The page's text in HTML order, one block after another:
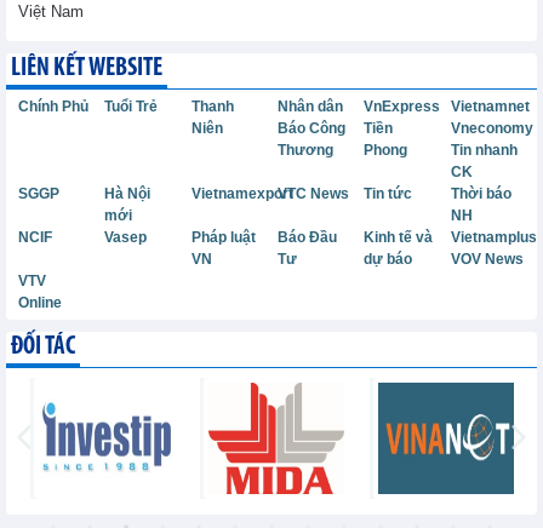
Việt Nam
LIÊN KẾT WEBSITE
Chính Phủ Tuổi Trẻ
Thanh
Niên
Nhân dân VnExpress
Vietnamnet
Báo Công
Thương
Tiền
Phong
Vneconomy
Tin nhanh
CK
SGGP
Hà Nội
mới
VietnamexportVTC News Tin tức
Thời báo
NH
NCIF
Vasep
Pháp luật
VN
Báo Đầu
Tư
Kinh tế và
dự báo
Vietnamplus
VOV News
VTV
Online
ĐỐI TÁC